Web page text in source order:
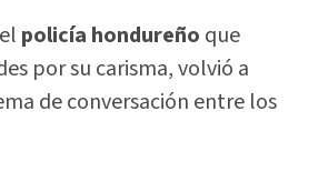
policía hondureño que
por su carisma, volvió a
de conversación entre los